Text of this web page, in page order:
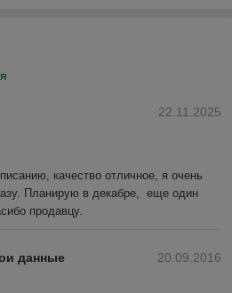
22.11.2025
качество отличное, я очень
Планирую в декабре,  еще один
продавцу.
20.09.2016
данные